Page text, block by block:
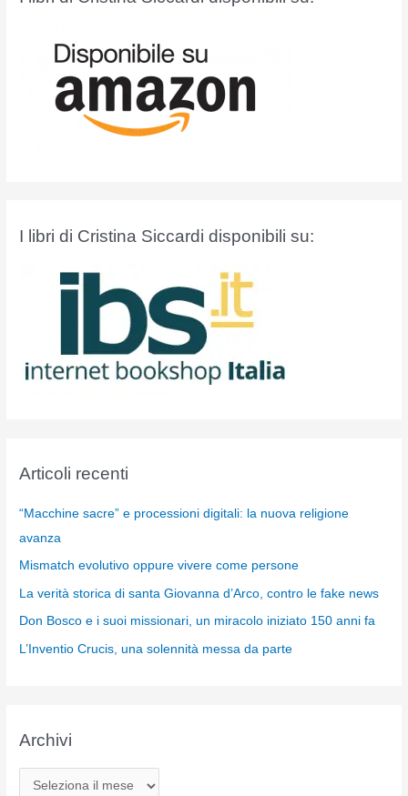
I libri di Cristina Siccardi disponibili su:
Articoli recenti
“Macchine sacre” e processioni digitali: la nuova religione
avanza
Mismatch evolutivo oppure vivere come persone
La verità storica di santa Giovanna d’Arco, contro le fake news
Don Bosco e i suoi missionari, un miracolo iniziato 150 anni fa
L’Inventio Crucis, una solennità messa da parte
Archivi